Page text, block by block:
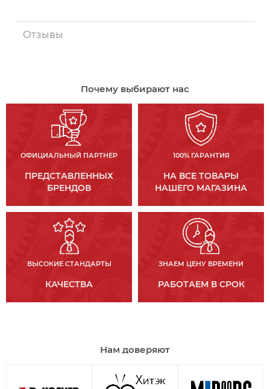
Отзывы
Почему выбирают нас
ОФИЦИАЛЬНЫЙ ПАРТНЕР
ПРЕДСТАВЛЕННЫХ
БРЕНДОВ
100% ГАРАНТИЯ
НА ВСЕ ТОВАРЫ
НАШЕГО МАГАЗИНА
ВЫСОКИЕ СТАНДАРТЫ
КАЧЕСТВА
ЗНАЕМ ЦЕНУ ВРЕМЕНИ
РАБОТАЕМ В СРОК
Нам доверяют